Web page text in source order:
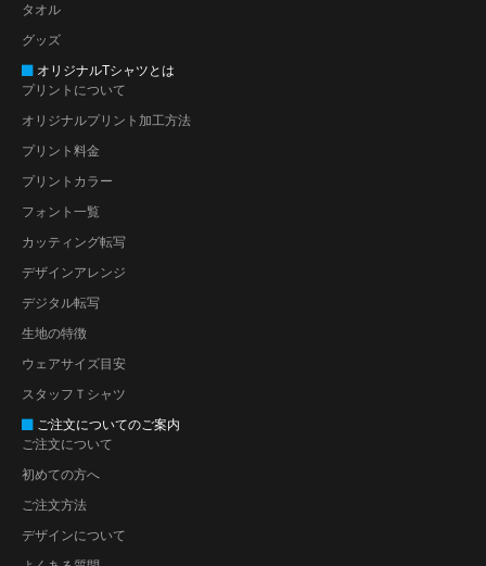
タオル
グッズ
オリジナルTシャツとは
プリントについて
オリジナルプリント加工方法
プリント料金
プリントカラー
フォント一覧
カッティング転写
デザインアレンジ
デジタル転写
生地の特徴
ウェアサイズ目安
スタッフＴシャツ
ご注文についてのご案内
ご注文について
初めての方へ
ご注文方法
デザインについて